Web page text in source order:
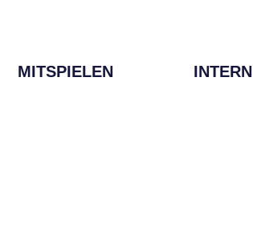
MITSPIELEN INTERN